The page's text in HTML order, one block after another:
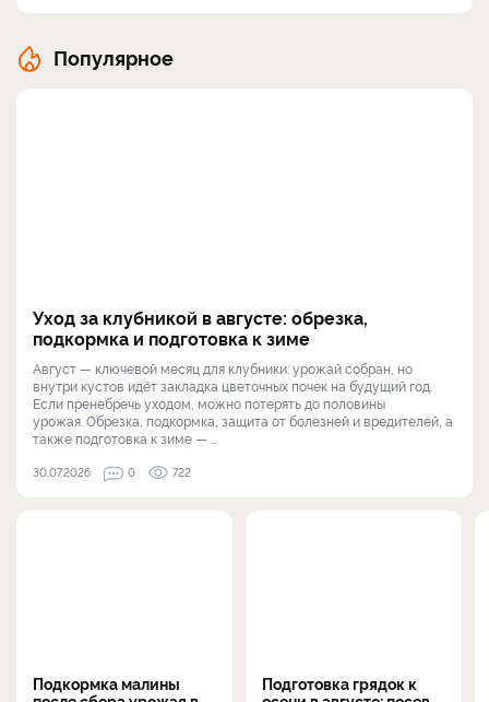
Популярное
Уход за клубникой в августе: обрезка,
подкормка и подготовка к зиме
Август — ключевой месяц для клубники: урожай собран, но
внутри кустов идёт закладка цветочных почек на будущий год.
Если пренебречь уходом, можно потерять до половины
урожая. Обрезка, подкормка, защита от болезней и вредителей, а
также подготовка к зиме — ...
30.07.2026 0 722
Подкормка малины
Подготовка грядок к